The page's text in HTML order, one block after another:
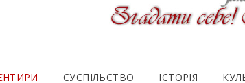
СУСПІЛЬСТВО ІСТОРІЯ